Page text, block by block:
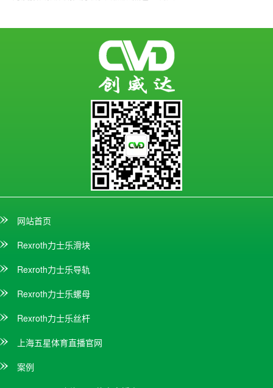
网站首页
Rexroth力士乐滑块
Rexroth力士乐导轨
Rexroth力士乐螺母
Rexroth力士乐丝杆
上海五星体育直播官网
案例